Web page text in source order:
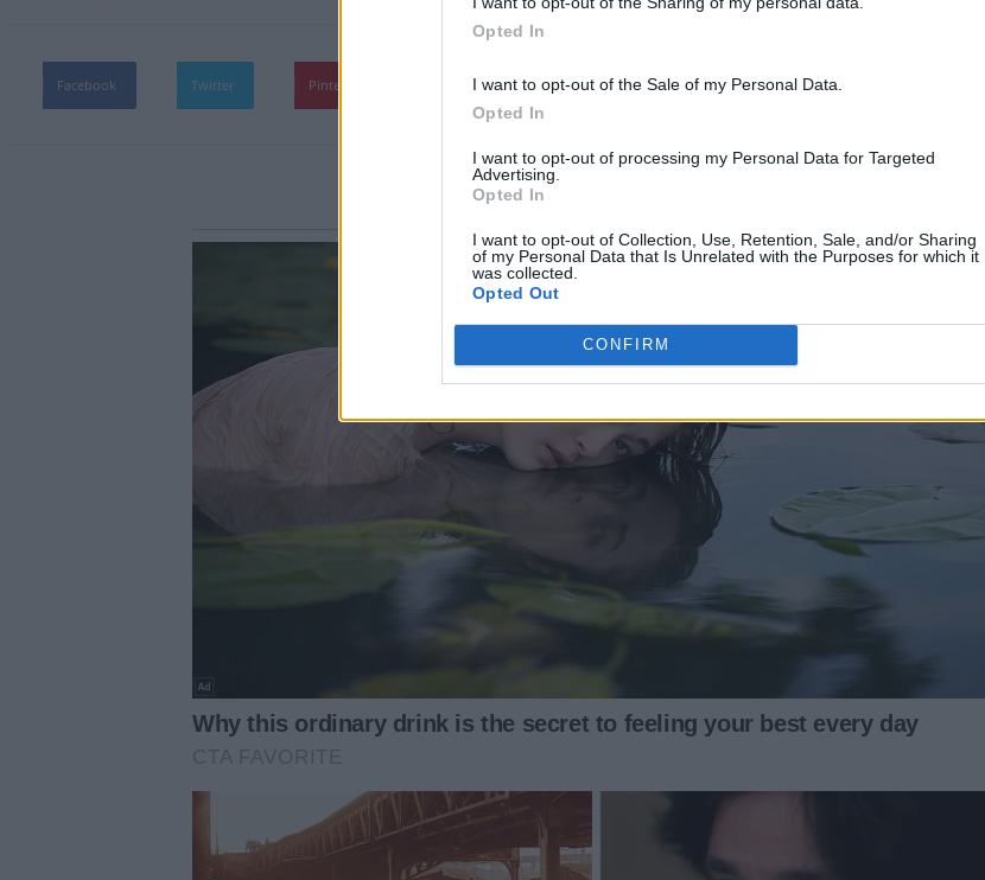
Opted In
I want to opt-out of the Sale of my Personal Data.
Opted In
I want to opt-out of processing my Personal Data for Targeted
Advertising.
Opted In
I want to opt-out of Collection, Use, Retention, Sale, and/or Sharing
of my Personal Data that Is Unrelated with the Purposes for which it
was collected.
Opted Out
CONFIRM
Facebook Twitter Pinterest WhatsApp